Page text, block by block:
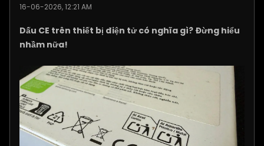
16-06-2026, 12:21 AM
Dấu CE trên thiết bị điện tử có nghĩa gì? Đừng hiểu
nhầm nữa!